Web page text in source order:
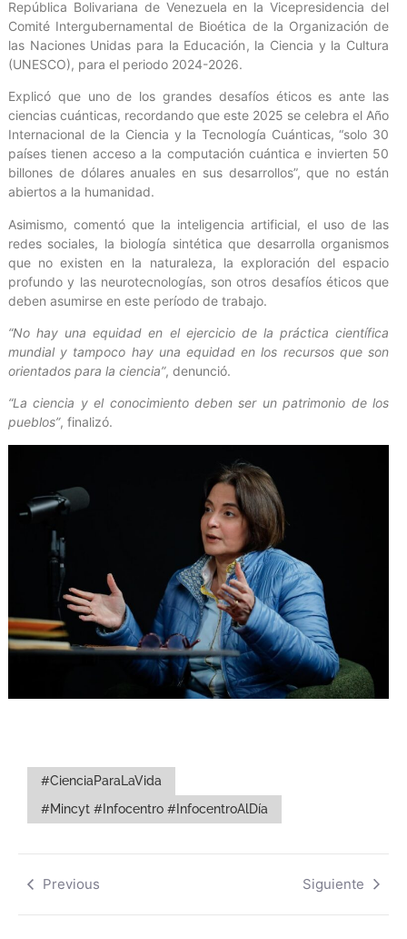
República Bolivariana de Venezuela en la Vicepresidencia del
Comité Intergubernamental de Bioética de la Organización de
las Naciones Unidas para la Educación, la Ciencia y la Cultura
(UNESCO), para el periodo 2024-2026.
Explicó que uno de los grandes desafíos éticos es ante las
ciencias cuánticas, recordando que este 2025 se celebra el Año
Internacional de la Ciencia y la Tecnología Cuánticas, “solo 30
países tienen acceso a la computación cuántica e invierten 50
billones de dólares anuales en sus desarrollos”, que no están
abiertos a la humanidad.
Asimismo, comentó que la inteligencia artificial, el uso de las
redes sociales, la biología sintética que desarrolla organismos
que no existen en la naturaleza, la exploración del espacio
profundo y las neurotecnologías, son otros desafíos éticos que
deben asumirse en este período de trabajo.
“No hay una equidad en el ejercicio de la práctica científica
mundial y tampoco hay una equidad en los recursos que son
orientados para la ciencia”, denunció.
“La ciencia y el conocimiento deben ser un patrimonio de los
pueblos”, finalizó.
#CienciaParaLaVida
#Mincyt #Infocentro #InfocentroAlDía
Previous Siguiente